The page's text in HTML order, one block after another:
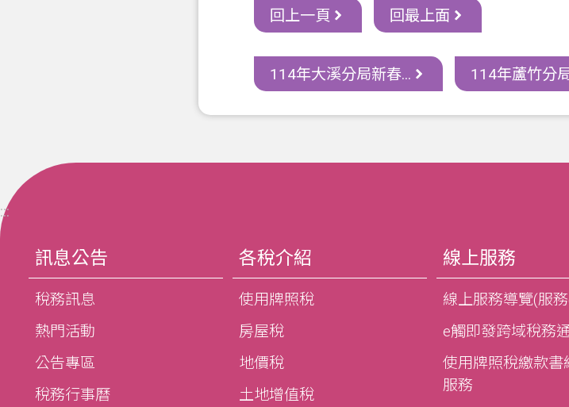
回上一頁 回最上面
114年大溪分局新春... 114年蘆竹分
:::
訊息公告
稅務訊息
熱門活動
公告專區
稅務行事曆
各稅介紹
使用牌照稅
房屋稅
地價稅
土地增值稅
線上服務
線上服務導覽(服
e觸即發跨域稅務
使用牌照稅繳款書
服務